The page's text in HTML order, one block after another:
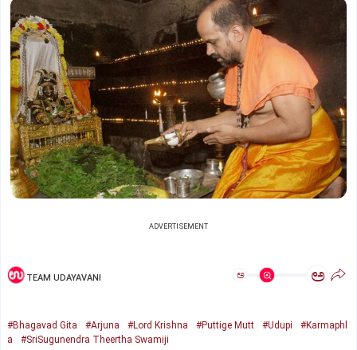
ADVERTISEMENT
TEAM UDAYAVANI ಅ ಅ
#Bhagavad Gita #Arjuna #Lord Krishna #Puttige Mutt #Udupi
#Karmaphl
a
#SriSugunendra Theertha Swamiji